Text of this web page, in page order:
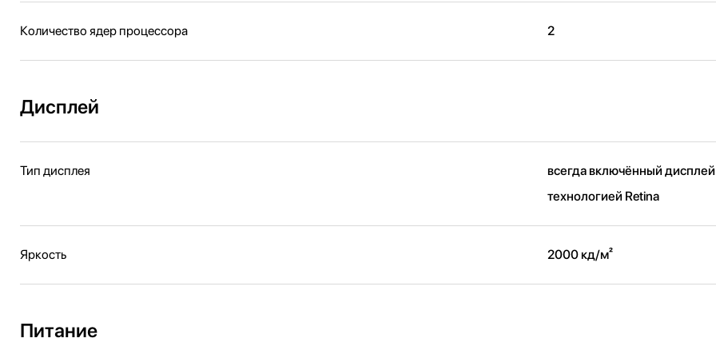
Количество ядер процессора 2
Дисплей
Тип дисплея
всегда включённый дисплей
технологией Retina
Яркость 2000 кд/ м²
Питание